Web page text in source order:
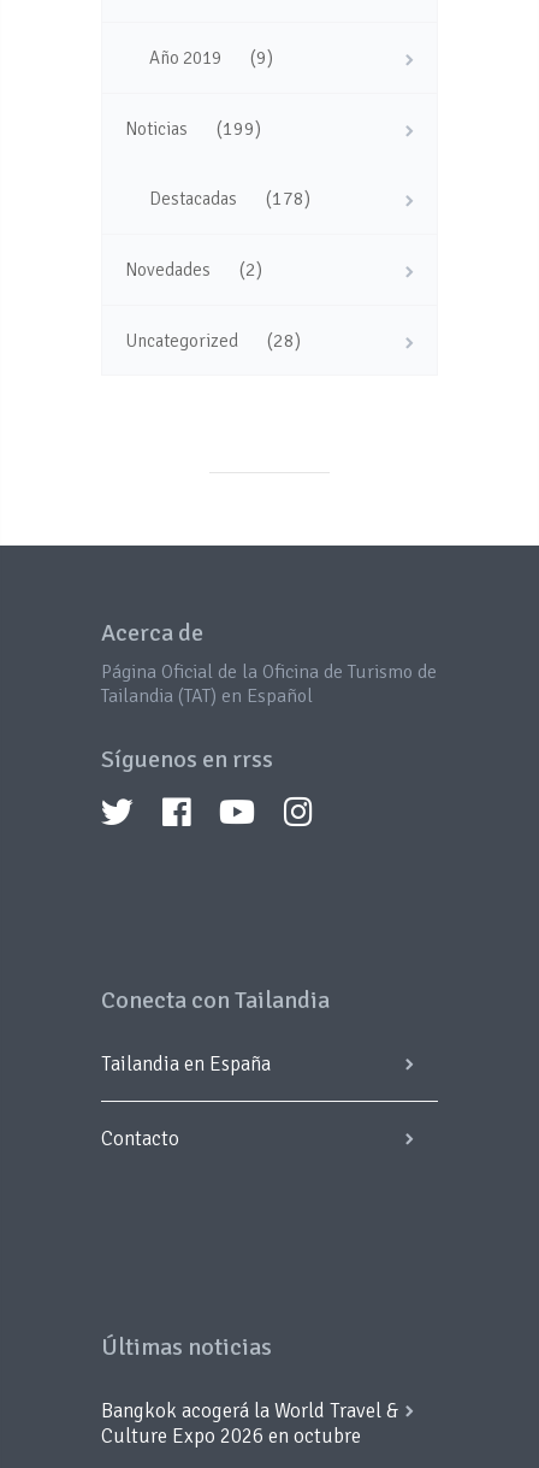
Año 2019 (9)
Noticias (199)
Destacadas (178)
Novedades (2)
Uncategorized (28)
Acerca de
Página Oficial de la Oficina de Turismo de
Tailandia (TAT) en Español
Síguenos en rrss
Conecta con Tailandia
Tailandia en España
Contacto
Últimas noticias
Bangkok acogerá la World Travel &
Culture Expo 2026 en octubre